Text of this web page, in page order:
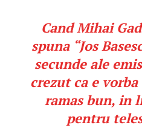
Cand Mihai
spuna “Jos
secunde ale
crezut ca e
ramas bun, in
pentru